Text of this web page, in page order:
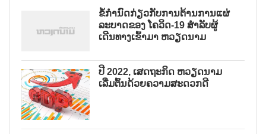
ຂໍ້ກຳນົດກ່ຽວກັບການຕ້ານການແຜ່
ລະບາດຂອງ ໂຄວິດ-19 ສຳລັບຜູ້
ເດີນທາງເຂົ້າມາ ຫວຽດນາມ
ປີ 2022, ເສດຖະກິດ ຫວຽດນາມ
ເລີ່ມຕົ້ນດ້ວຍຄວາມສະດວກດີ